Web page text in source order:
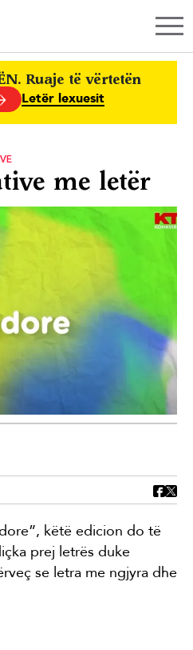
Ruaje të vërtetën
Letër lexuesit
me letër
këtë edicion do të
prej letrës duke
se letra me ngjyra dhe